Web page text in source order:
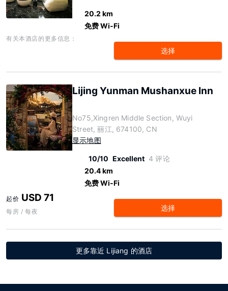
20.2 km
免费 Wi-Fi
有关本酒店的更多信息：
选择
Lijing Yunman Mushanxue lnn
No75,Xingren Middle Section, Wuyi
Street, 丽江, 674100, CN
显示地图
10/10 Excellent 4 评论
20.4 km
免费 Wi-Fi
起价 USD 71
每房 / 每夜 选择
更多靠近 Lijiang 的酒店